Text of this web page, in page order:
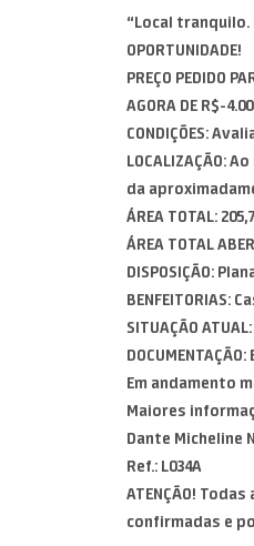
“Local
OPORTUNIDADE!
PREÇO PEDIDO
AGORA DE R$-
CONDIÇÕES:
LOCALIZAÇÃO:
da
ÁREA TOTAL:
ÁREA TOTAL
DISPOSIÇÃO:
SITUAÇÃO
Em andamento
Maiores
Dante Micheline
Ref.: L034A
ATENÇÃO!
confirmadas e